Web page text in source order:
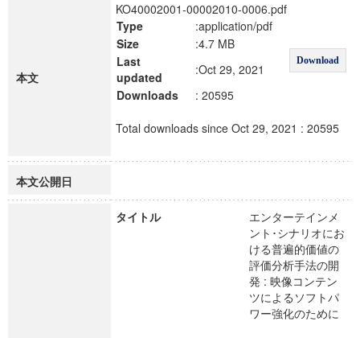
本文
KO40002001-00002010-0006.pdf
Type
:application/pdf
Download
Size
:4.7 MB
Last
updated
:Oct 29, 2021
Downloads
: 20595
Total downloads since Oct 29, 2021 : 20595
本文公開日
タイトル
エンターテインメ
ント･シナリオにお
ける普遍的価値の
評価分析手法の開
発 : 映像コンテン
ツによるソフトパ
ワー強化のために